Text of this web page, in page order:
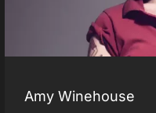
Amy Winehouse